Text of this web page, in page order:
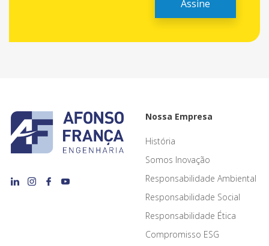
Nossa Empresa
História
Somos Inovação
Responsabilidade Ambiental
Responsabilidade Social
Responsabilidade Ética
Compromisso ESG